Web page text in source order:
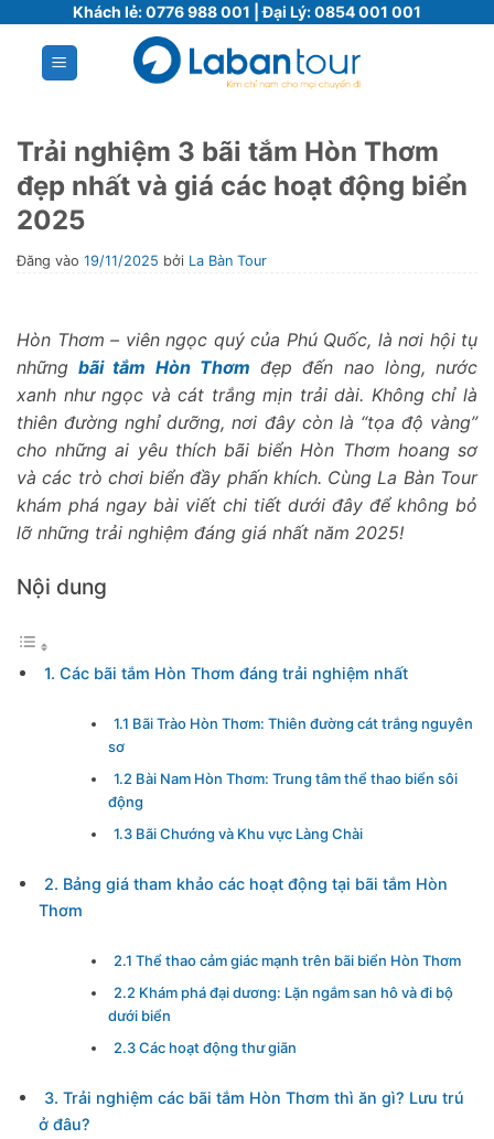
Khách lẻ:0776 988 001 | Đại Lý:0854 001 001
Trải nghiệm 3 bãi tắm Hòn Thơm
đẹp nhất và giá các hoạt động biển
2025
Đăng vào 19/11/2025 bởi La Bàn Tour
Hòn Thơm – viên ngọc quý của Phú Quốc, là nơi hội tụ
nhữngbãi tắm Hòn Thơm đẹp đến nao lòng, nước
xanh như ngọc và cát trắng mịn trải dài. Không chỉ là
thiên đường nghỉ dưỡng, nơi đây còn là “tọa độ vàng”
cho những ai yêu thích bãi biển Hòn Thơm hoang sơ
và các trò chơi biển đầy phấn khích. Cùng La Bàn Tour
khám phá ngay bài viết chi tiết dưới đây để không bỏ
lỡ những trải nghiệm đáng giá nhất năm 2025!
Nội dung
1. Các bãi tắm Hòn Thơm đáng trải nghiệm nhất
1.1 Bãi Trào Hòn Thơm: Thiên đường cát trắng nguyên
sơ
1.2 Bài Nam Hòn Thơm: Trung tâm thể thao biển sôi
động
1.3 Bãi Chướng và Khu vực Làng Chài
2. Bảng giá tham khảo các hoạt động tại bãi tắm Hòn
Thơm
2.1 Thể thao cảm giác mạnh trên bãi biển Hòn Thơm
2.2 Khám phá đại dương: Lặn ngắm san hô và đi bộ
dưới biển
2.3 Các hoạt động thư giãn
3. Trải nghiệm các bãi tắm Hòn Thơm thì ăn gì? Lưu trú
ở đâu?